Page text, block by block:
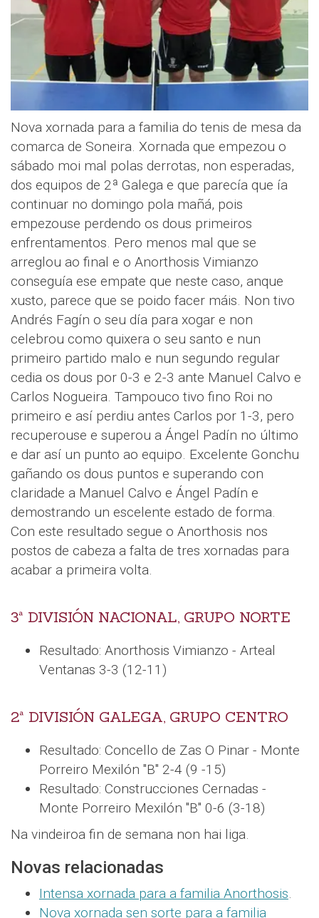
Nova xornada para a familia do tenis de mesa da
comarca de Soneira. Xornada que empezou o
sábado moi mal polas derrotas, non esperadas,
dos equipos de 2ª Galega e que parecía que ía
continuar no domingo pola mañá, pois
empezouse perdendo os dous primeiros
enfrentamentos. Pero menos mal que se
arreglou ao final e o Anorthosis Vimianzo
conseguía ese empate que neste caso, anque
xusto, parece que se poido facer máis. Non tivo
Andrés Fagín o seu día para xogar e non
celebrou como quixera o seu santo e nun
primeiro partido malo e nun segundo regular
cedia os dous por 0-3 e 2-3 ante Manuel Calvo e
Carlos Nogueira. Tampouco tivo fino Roi no
primeiro e así perdiu antes Carlos por 1-3, pero
recuperouse e superou a Ángel Padín no último
e dar así un punto ao equipo. Excelente Gonchu
gañando os dous puntos e superando con
claridade a Manuel Calvo e Ángel Padín e
demostrando un escelente estado de forma.
Con este resultado segue o Anorthosis nos
postos de cabeza a falta de tres xornadas para
acabar a primeira volta.
3ª DIVISIÓN NACIONAL, GRUPO NORTE
Resultado: Anorthosis Vimianzo - Arteal
Ventanas 3-3 (12-11)
2ª DIVISIÓN GALEGA, GRUPO CENTRO
Resultado: Concello de Zas O Pinar - Monte
Porreiro Mexilón "B" 2-4 (9 -15)
Resultado: Construcciones Cernadas -
Monte Porreiro Mexilón "B" 0-6 (3-18)
Na vindeiroa fin de semana non hai liga.
Novas relacionadas
Intensa xornada para a familia Anorthosis
Nova xornada sen sorte para a familia